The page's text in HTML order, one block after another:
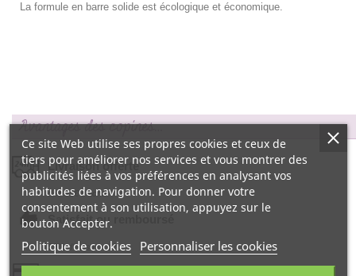
La formule en barre solide est écologique et économique.
Avantages des copines…
Livraison offerte
dés 55€ d‘achat !
Satisfait ou remboursé
99% d‘avis positifs
Ce site Web utilise ses propres cookies et ceux de
tiers pour améliorer nos services et vous montrer des
publicités liées à vos préférences en analysant vos
habitudes de navigation. Pour donner votre
consentement à son utilisation, appuyez sur le
bouton Accepter.
Politique de cookies Personnaliser les cookies